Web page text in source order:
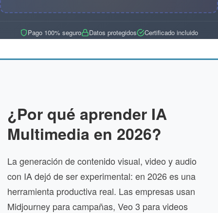
Pago 100% seguro Datos protegidos Certificado incluido
¿Por qué aprender IA
Multimedia en 2026?
La generación de contenido visual, video y audio
con IA dejó de ser experimental: en 2026 es una
herramienta productiva real. Las empresas usan
Midjourney para campañas, Veo 3 para videos